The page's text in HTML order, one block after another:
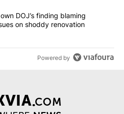
rejects his own DOJ’s finding
DOJ’s finding blaming
on shoddy renovation
Powered by